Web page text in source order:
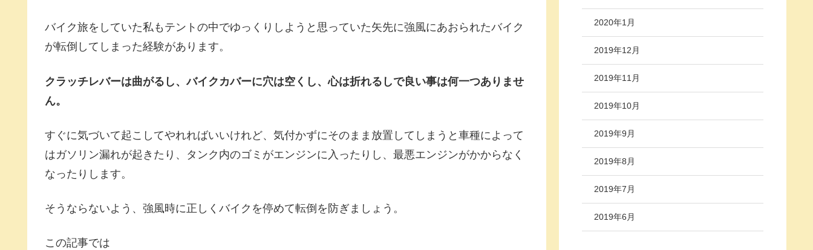
バイク旅をしていた私もテントの中でゆっくりしようと思っていた矢先に強風にあおられたバイク
が転倒してしまった経験があります。
クラッチレバーは曲がるし、バイクカバーに穴は空くし、心は折れるしで良い事は何一つありませ
ん。
すぐに気づいて起こしてやれればいいけれど、気付かずにそのまま放置してしまうと車種によって
はガソリン漏れが起きたり、タンク内のゴミがエンジンに入ったりし、最悪エンジンがかからなく
なったりします。
そうならないよう、強風時に正しくバイクを停めて転倒を防ぎましょう。
この記事では
2020年1月
2019年12月
2019年11月
2019年10月
2019年9月
2019年8月
2019年7月
2019年6月